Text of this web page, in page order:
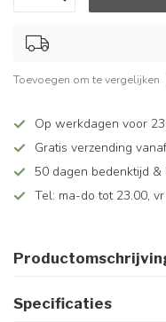
Toevoegen om te vergelijken
Op werkdagen voor
Gratis verzending
50 dagen bedenktijd
Tel: ma-do tot 23.00,
Specificaties